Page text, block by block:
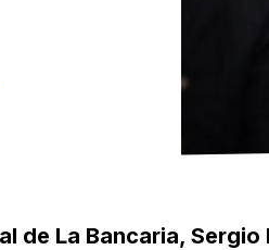
de La Bancaria,